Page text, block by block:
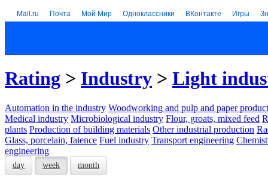
Mail.ru Почта Мой Мир Одноклассники ВКонтакте Игры
Rating > Industry > Light
Automation in the industry Woodworking and pulp and paper
Medical industry Microbiological industry Flour, groats, mixed feed
plants Production of building materials Other industrial production
Glass, porcelain, faience Fuel industry Transport engineering
engineering
day week month